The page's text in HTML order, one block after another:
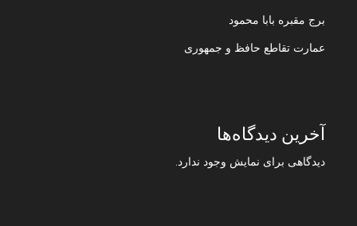
برج مقبره بابا محمود
عمارت تقاطع حافظ و جمهوری
آخرین دیدگاه‌ها
دیدگاهی برای نمایش وجود ندارد.